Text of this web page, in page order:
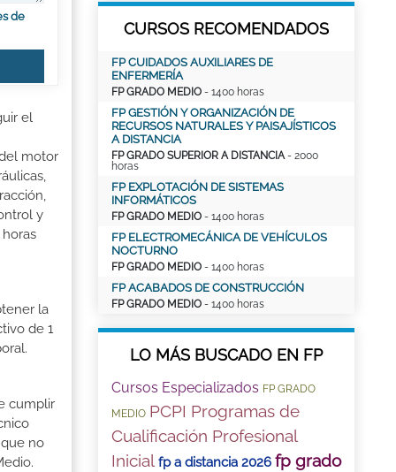
de
el
motor
y
la
de 1
cumplir
no
CURSOS RECOMENDADOS
FP CUIDADOS AUXILIARES DE
ENFERMERÍA
FP GRADO MEDIO - 1400 horas
FP GESTIÓN Y ORGANIZACIÓN DE
RECURSOS NATURALES Y PAISAJÍSTICOS
A DISTANCIA
FP GRADO SUPERIOR A DISTANCIA- 2000
horas
FP EXPLOTACIÓN DE SISTEMAS
INFORMÁTICOS
FP GRADO MEDIO - 1400 horas
FP ELECTROMECÁNICA DE VEHÍCULOS
NOCTURNO
FP GRADO MEDIO - 1400 horas
FP ACABADOS DE CONSTRUCCIÓN
FP GRADO MEDIO - 1400 horas
LO MÁS BUSCADO EN FP
Cursos Especializados FP GRADO
MEDIO PCPI Programas de
Cualificación Profesional
Inicial fp a distancia 2026 fp grado